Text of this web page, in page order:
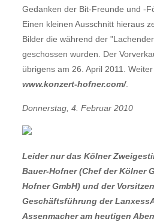
Gedanken der Bit-Freunde und -
Einen kleinen Ausschnitt hieraus
Bilder die während der
geschossen wurden. Der
übrigens am 26. April 2011.
www.konzert-hofner.com/.
Donnerstag, 4. Februar 2010
Leider nur das Kölner
Bauer-Hofner (Chef der Kölner
Hofner GmbH) und der
Geschäftsführung der
Assenmacher am heutigen